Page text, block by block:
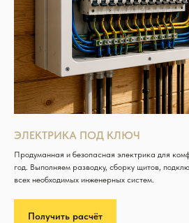
ЭЛЕКТРИКА ПОД КЛЮЧ
Продуманная и безопасная электрика для
год. Выполняем разводку, сборку щитов,
всех необходимых инженерных систем.
Получить расчёт